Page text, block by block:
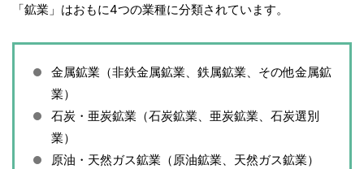
「鉱業」はおもに4つの業種に分類されています。
金属鉱業（非鉄金属鉱業、鉄属鉱業、その他金属鉱
業）
石炭・亜炭鉱業（石炭鉱業、亜炭鉱業、石炭選別
業）
原油・天然ガス鉱業（原油鉱業、天然ガス鉱業）